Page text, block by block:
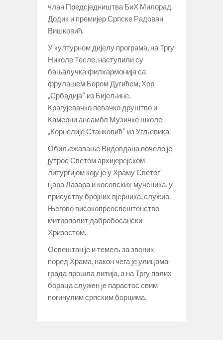
члан Предсједништва БиХ Милорад
Додик и премијер Српске Радован
Вишковић.
У културном дијелу програма, на Тргу
Николе Тесле, наступили су
бањалучка филхармонија са
фрулашем Бором Дугићем, Хор
„Србадија“ из Бијељине,
Крагујевачко певачко друштво и
Камерни ансамбл Музичке школе
„Корнелије Станковић“ из Угљевика.
Обиљежавање Видовдана почело је
јутрос Светом архијерејском
литургијом коју је у Храму Светог
цара Лазара и косовских мученика, у
присуству бројних вјерника, служио
Његово високопреосвештенство
митрополит дабробосански
Хризостом.
Освештан је и темељ за звоник
поред Храма, након чега је улицама
града прошла литија, а на Тргу палих
бораца служен је парастос свим
погинулим српским борцима.